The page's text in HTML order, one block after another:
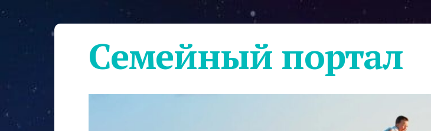
Семейный портал